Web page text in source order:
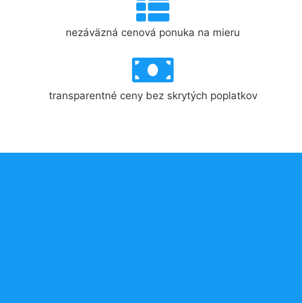
nezáväzná cenová ponuka na mieru
transparentné ceny bez skrytých poplatkov